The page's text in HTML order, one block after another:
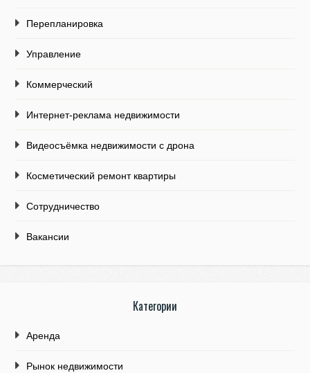
Перепланировка
Управление
Коммерческий
Интернет-реклама недвижимости
Видеосъёмка недвижимости с дрона
Косметический ремонт квартиры
Сотрудничество
Вакансии
Категории
Аренда
Рынок недвижимости